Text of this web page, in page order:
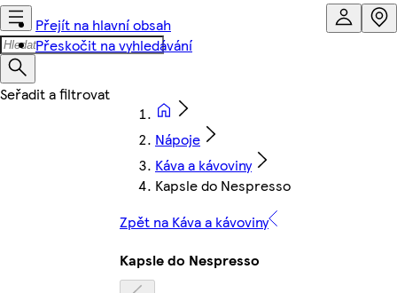
Přejít na hlavní obsah
Přeskočit na vyhledávání
Nápoje
Káva a kávoviny
Kapsle do Nespresso
Zpět na Káva a kávoviny
Kapsle do Nespresso